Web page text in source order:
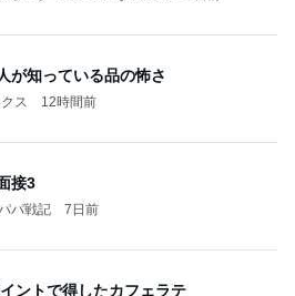
が知っている品の怖さ
ス 12時間前
接3
パ戦記 7日前
ントで得したカフェラテ